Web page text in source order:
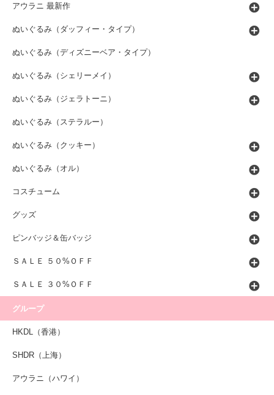
アウラニ 最新作
ぬいぐるみ（ダッフィー・タイプ）
ぬいぐるみ（ディズニーベア・タイプ）
ぬいぐるみ（シェリーメイ）
ぬいぐるみ（ジェラトーニ）
ぬいぐるみ（ステラルー）
ぬいぐるみ（クッキー）
ぬいぐるみ（オル）
コスチューム
グッズ
ピンバッジ＆缶バッジ
ＳＡＬＥ ５０%ＯＦＦ
ＳＡＬＥ ３０%ＯＦＦ
グループ
HKDL（香港）
SHDR（上海）
アウラニ（ハワイ）